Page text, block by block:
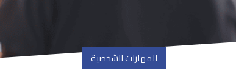
المهارات الشخصية